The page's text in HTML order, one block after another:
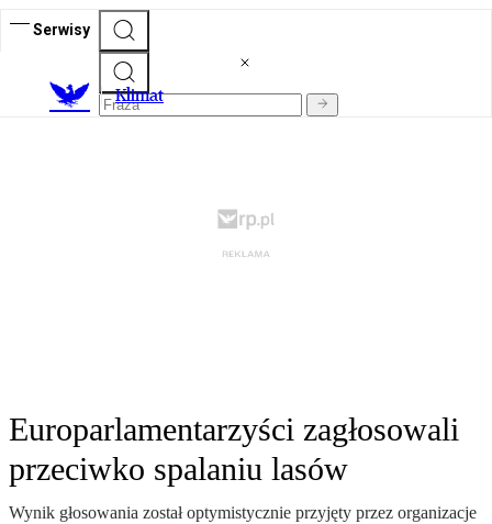
Serwisy
Klimat
Europarlamentarzyści zagłosowali
przeciwko spalaniu lasów
Wynik głosowania został optymistycznie przyjęty przez organizacje